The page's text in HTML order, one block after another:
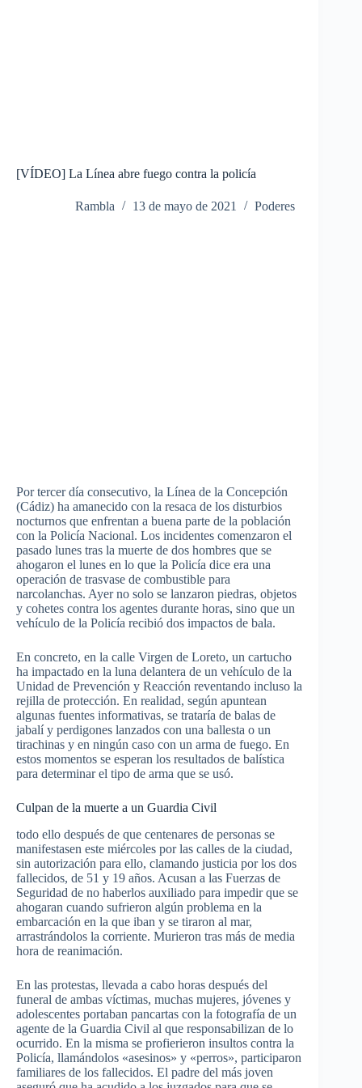
[VÍDEO] La Línea abre fuego contra la policía
Rambla 13 de mayo de 2021 Poderes
Por tercer día consecutivo, la Línea de la Concepción
(Cádiz) ha amanecido con la resaca de los disturbios
nocturnos que enfrentan a buena parte de la población
con la Policía Nacional. Los incidentes comenzaron el
pasado lunes tras la muerte de dos hombres que se
ahogaron el lunes en lo que la Policía dice era una
operación de trasvase de combustible para
narcolanchas. Ayer no solo se lanzaron piedras, objetos
y cohetes contra los agentes durante horas, sino que un
vehículo de la Policía recibió dos impactos de bala.
En concreto, en la calle Virgen de Loreto, un cartucho
ha impactado en la luna delantera de un vehículo de la
Unidad de Prevención y Reacción reventando incluso la
rejilla de protección. En realidad, según apuntean
algunas fuentes informativas, se trataría de balas de
jabalí y perdigones lanzados con una ballesta o un
tirachinas y en ningún caso con un arma de fuego. En
estos momentos se esperan los resultados de balística
para determinar el tipo de arma que se usó.
Culpan de la muerte a un Guardia Civil
todo ello después de que centenares de personas se
manifestasen este miércoles por las calles de la ciudad,
sin autorización para ello, clamando justicia por los dos
fallecidos, de 51 y 19 años. Acusan a las Fuerzas de
Seguridad de no haberlos auxiliado para impedir que se
ahogaran cuando sufrieron algún problema en la
embarcación en la que iban y se tiraron al mar,
arrastrándolos la corriente. Murieron tras más de media
hora de reanimación.
En las protestas, llevada a cabo horas después del
funeral de ambas víctimas, muchas mujeres, jóvenes y
adolescentes portaban pancartas con la fotografía de un
agente de la Guardia Civil al que responsabilizan de lo
ocurrido. En la misma se profierieron insultos contra la
Policía, llamándolos «asesinos» y «perros», participaron
familiares de los fallecidos. El padre del más joven